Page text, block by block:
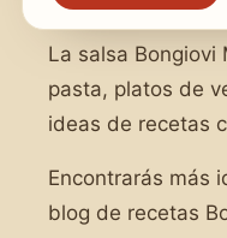
La salsa Bongiovi
pasta, platos de
ideas de recetas
Encontrarás más
blog de recetas